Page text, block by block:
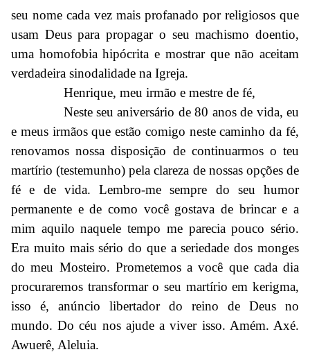
seu nome cada vez mais profanado por religiosos que
usam Deus para propagar o seu machismo doentio,
uma homofobia hipócrita e mostrar que não aceitam
verdadeira sinodalidade na Igreja.
Henrique, meu irmão e mestre de fé,
Neste seu aniversário de 80 anos de vida, eu
e meus irmãos que estão comigo neste caminho da fé,
renovamos nossa disposição de continuarmos o teu
martírio (testemunho) pela clareza de nossas opções de
fé e de vida. Lembro-me sempre do seu humor
permanente e de como você gostava de brincar e a
mim aquilo naquele tempo me parecia pouco sério.
Era muito mais sério do que a seriedade dos monges
do meu Mosteiro. Prometemos a você que cada dia
procuraremos transformar o seu martírio em kerigma,
isso é, anúncio libertador do reino de Deus no
mundo. Do céu nos ajude a viver isso. Amém. Axé.
Awuerê, Aleluia.